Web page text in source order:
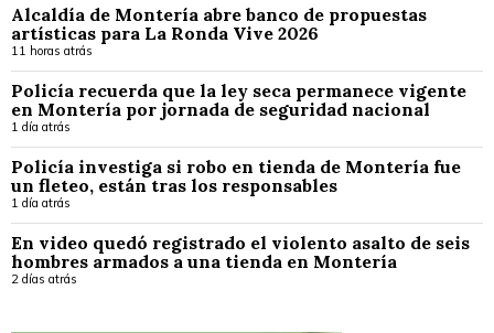
Alcaldía de Montería abre banco de propuestas
artísticas para La Ronda Vive 2026
11 horas atrás
Policía recuerda que la ley seca permanece vigente
en Montería por jornada de seguridad nacional
1 día atrás
Policía investiga si robo en tienda de Montería fue
un fleteo, están tras los responsables
1 día atrás
En video quedó registrado el violento asalto de seis
hombres armados a una tienda en Montería
2 días atrás